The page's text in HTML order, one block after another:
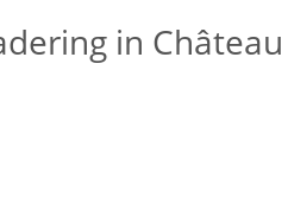
in Château